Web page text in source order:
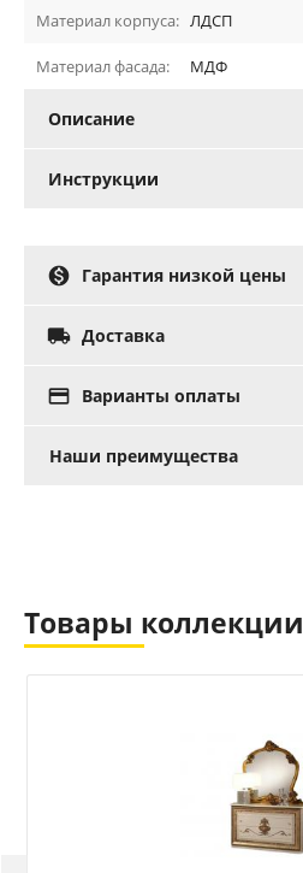
Материал корпуса: ЛДСП
Материал фасада: МДФ
Описание
Инструкции
 Гарантия низкой цены
 Доставка
 Варианты оплаты
Наши преимущества
Товары коллекции